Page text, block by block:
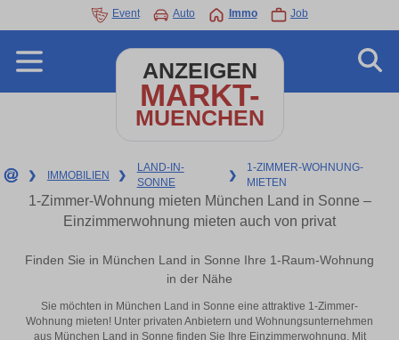
Event Auto Immo Job
ANZEIGEN
MARKT-
MUENCHEN
❯ IMMOBILIEN ❯
LAND-IN-
SONNE
❯
1-ZIMMER-WOHNUNG-
MIETEN
1-Zimmer-Wohnung mieten München Land in Sonne –
Einzimmerwohnung mieten auch von privat
Finden Sie in München Land in Sonne Ihre 1-Raum-Wohnung
in der Nähe
Sie möchten in München Land in Sonne eine attraktive 1-Zimmer-
Wohnung mieten! Unter privaten Anbietern und Wohnungsunternehmen
aus München Land in Sonne finden Sie Ihre Einzimmerwohnung. Mit